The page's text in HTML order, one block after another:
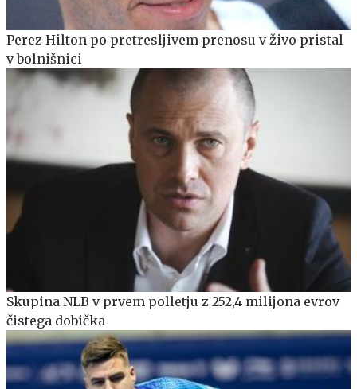
Perez Hilton po pretresljivem prenosu v živo pristal
v bolnišnici
Skupina NLB v prvem polletju z 252,4 milijona evrov
čistega dobička